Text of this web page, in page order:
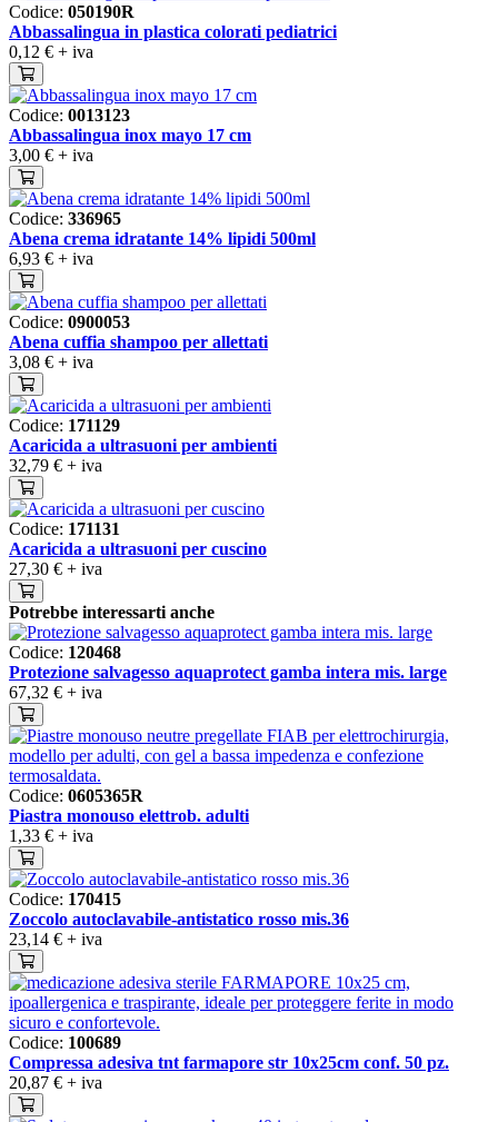
Codice: 050190R
Abbassalingua in plastica colorati pediatrici
0,12 € + iva
Codice: 0013123
Abbassalingua inox mayo 17 cm
3,00 € + iva
Codice: 336965
Abena crema idratante 14% lipidi 500ml
6,93 € + iva
Codice: 0900053
Abena cuffia shampoo per allettati
3,08 € + iva
Codice: 171129
Acaricida a ultrasuoni per ambienti
32,79 € + iva
Codice: 171131
Acaricida a ultrasuoni per cuscino
27,30 € + iva
Potrebbe interessarti anche
Codice: 120468
Protezione salvagesso aquaprotect gamba intera mis. large
67,32 € + iva
Codice: 0605365R
Piastra monouso elettrob. adulti
1,33 € + iva
Codice: 170415
Zoccolo autoclavabile-antistatico rosso mis.36
23,14 € + iva
Codice: 100689
Compressa adesiva tnt farmapore str 10x25cm conf. 50 pz.
20,87 € + iva